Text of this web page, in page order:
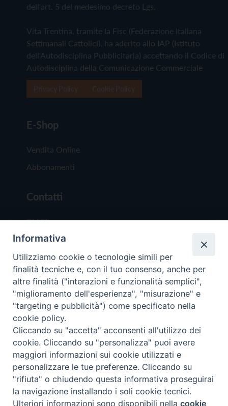
dell'art. 5 del medesimo decreto Lgs.
Vita Trentina, tramite la Fisc (Federazione Italiana
Settimanali Cattolici), ha aderito allo IAP (Istituto
dell'Autodisciplina Pubblicitaria) accettando il Codice di
Autodisciplina della Comunicazione Commerciale
E-Shop
Vendita Online
Abbonamenti
Contatti
Chi Siamo
Redazione
Scrivici
Copyright © 2019 - Tutti i diritti riservati - Vita
Trentina Editrice
Privacy Policy
Torna
Informativa
Utilizziamo cookie o tecnologie simili per
finalità tecniche e, con il tuo consenso, anche per
altre finalità ("interazioni e funzionalità semplici",
"miglioramento dell'esperienza", "misurazione" e
"targeting e pubblicità") come specificato nella
cookie policy.
Cliccando su "accetta" acconsenti all'utilizzo dei
cookie. Cliccando su "personalizza" puoi avere
maggiori informazioni sui cookie utilizzati e
personalizzare le tue preferenze. Cliccando su
"rifiuta" o chiudendo questa informativa proseguirai
la navigazione installando i soli cookie tecnici.
Ulteriori informazioni sono disponibili nellacookie